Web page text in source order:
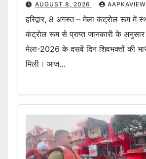
AUGUST 8, 2026 AAPKAVIEW
हरिद्वार, 8 अगस्त – मेला कंट्रोल रूम में
कंट्रोल रूम से प्राप्त जानकारी के
मेला-2026 के दसवें दिन शिवभक्तों की
मिली। आज…